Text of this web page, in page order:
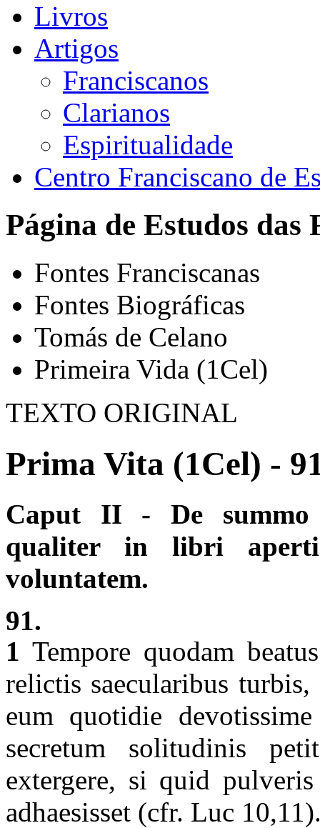
Livros
Artigos
Franciscanos
Clarianos
Espiritualidade
Centro Franciscano de
Página de Estudos das
Fontes Franciscanas
Fontes Biográficas
Tomás de Celano
Primeira Vida (1Cel)
TEXTO ORIGINAL
Prima Vita (1Cel) -
Caput II - De summo
qualiter in libri
voluntatem.
91.
1 Tempore quodam
relictis saecularibus
eum quotidie
secretum solitudinis
extergere, si quid
adhaesisset (cfr. Luc